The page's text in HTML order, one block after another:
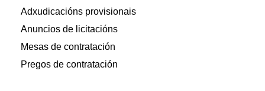
Adxudicacións provisionais
Anuncios de licitacións
Mesas de contratación
Pregos de contratación